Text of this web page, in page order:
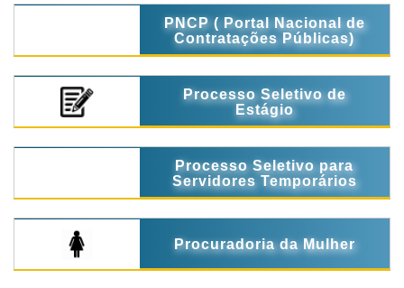
PNCP ( Portal Nacional de
Contratações Públicas)
Processo Seletivo de
Estágio
Processo Seletivo para
Servidores Temporários
Procuradoria da Mulher